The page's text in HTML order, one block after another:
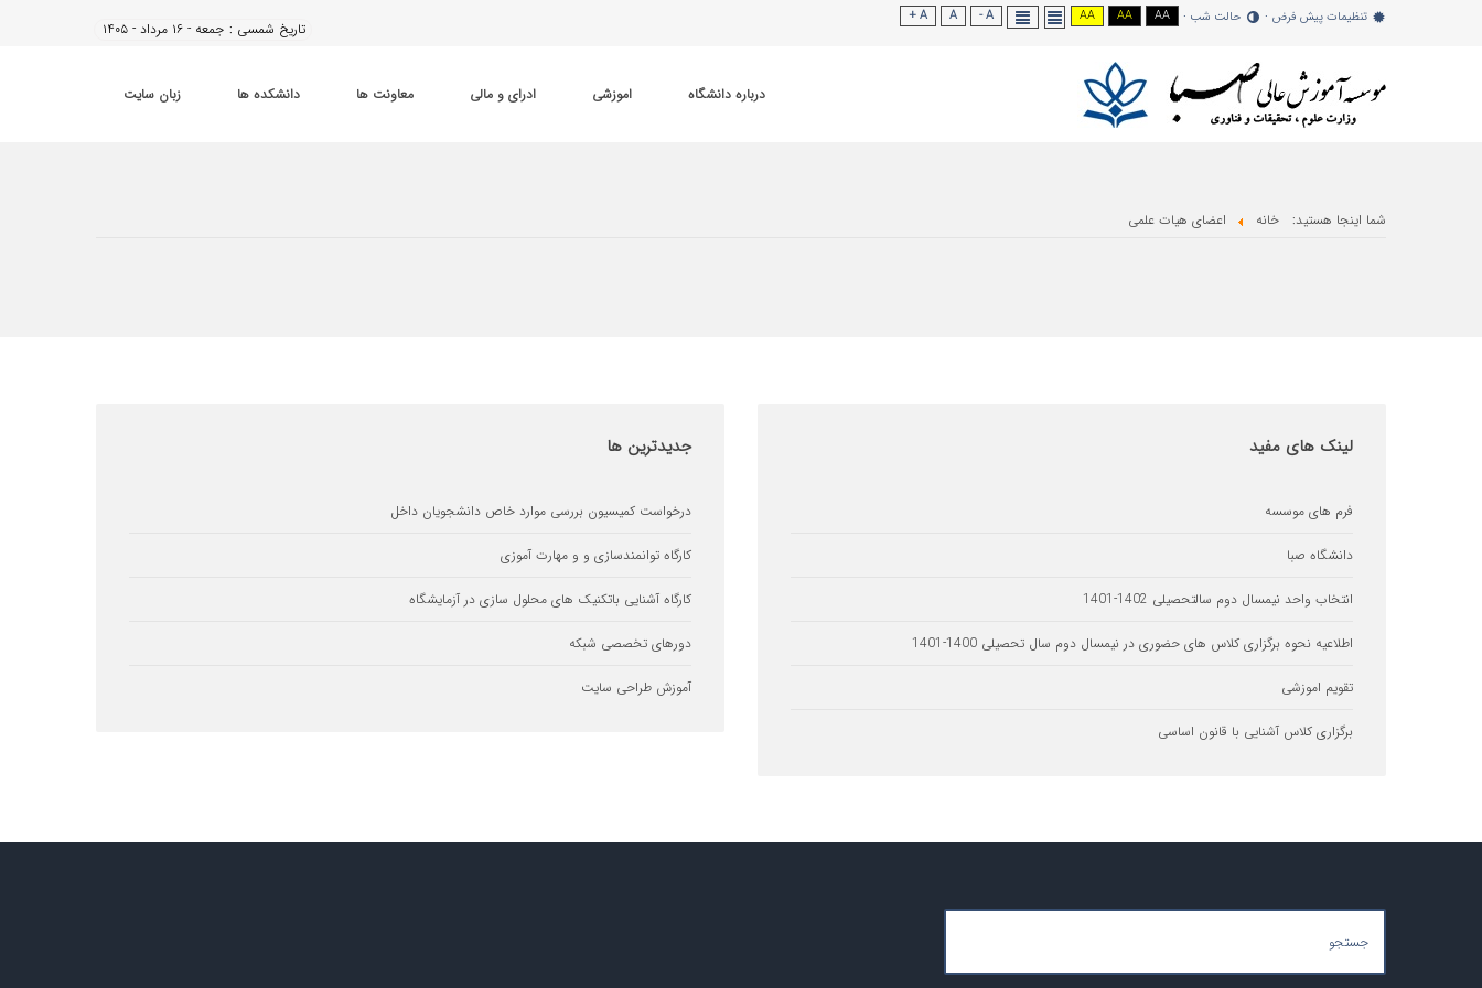
تنظیمات پیش فرض حالت شب AA
AA
AA
A -
A
A +
تاریخ شمسی : جمعه - ۱۶ مرداد - ۱۴۰۵
درباره دانشگاه اموزشی ادرای و مالی معاونت ها دانشکده ها زبان سایت
شما اینجا هستید: خانه اعضای هیات علمی
لینک های مفید
فرم های موسسه
دانشگاه صبا
انتخاب واحد نیمسال دوم سالتحصیلی 1402-1401
اطلاعیه نحوه برگزاری کلاس های حضوری در نیمسال دوم سال تحصیلی 1400-1401
تقویم اموزشی
برگزاری کلاس آشنایی با قانون اساسی
جدیدترین ها
درخواست کمیسیون بررسی موارد خاص دانشجویان داخل
کارگاه توانمندسازی و و مهارت آموزی
کارگاه آشنایی باتکنیک های محلول سازی در آزمایشگاه
دورهای تخصصی شبکه
آموزش طراحی سایت